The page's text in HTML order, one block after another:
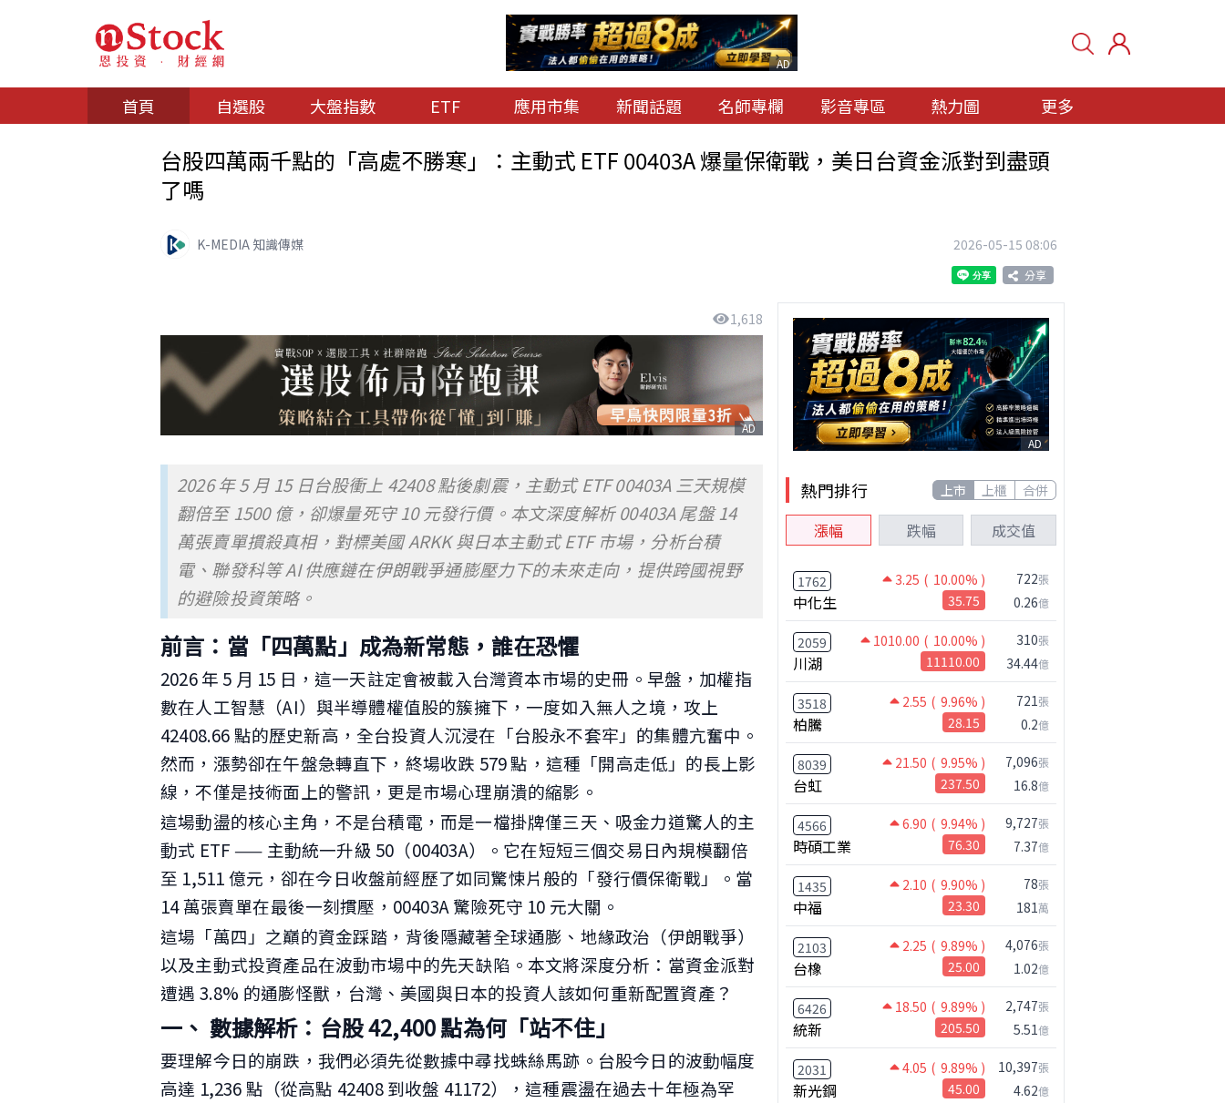
AD
首頁 自選股 大盤指數 ETF 應用市集 新聞話題 名師專欄 影音專區 熱力圖 更多
台股四萬兩千點的「高處不勝寒」：主動式 ETF 00403A 爆量保衛戰，美日台資金派對到盡頭
了嗎
K-MEDIA 知識傳媒 2026-05-15 08:06
分享
1,618
AD
2026 年 5 月 15 日台股衝上 42408 點後劇震，主動式 ETF 00403A 三天規模
翻倍至 1500 億，卻爆量死守 10 元發行價。本文深度解析 00403A 尾盤 14
萬張賣單摜殺真相，對標美國 ARKK 與日本主動式 ETF 市場，分析台積
電、聯發科等 AI 供應鏈在伊朗戰爭通膨壓力下的未來走向，提供跨國視野
的避險投資策略。
前言：當「四萬點」成為新常態，誰在恐懼
2026 年 5 月 15 日，這一天註定會被載入台灣資本市場的史冊。早盤，加權指
數在人工智慧（AI）與半導體權值股的簇擁下，一度如入無人之境，攻上
42408.66 點的歷史新高，全台投資人沉浸在「台股永不套牢」的集體亢奮中。
然而，漲勢卻在午盤急轉直下，終場收跌 579 點，這種「開高走低」的長上影
線，不僅是技術面上的警訊，更是市場心理崩潰的縮影。
這場動盪的核心主角，不是台積電，而是一檔掛牌僅三天、吸金力道驚人的主
動式 ETF —— 主動統一升級 50（00403A）。它在短短三個交易日內規模翻倍
至 1,511 億元，卻在今日收盤前經歷了如同驚悚片般的「發行價保衛戰」。當
14 萬張賣單在最後一刻摜壓，00403A 驚險死守 10 元大關。
這場「萬四」之巔的資金踩踏，背後隱藏著全球通膨、地緣政治（伊朗戰爭）
以及主動式投資產品在波動市場中的先天缺陷。本文將深度分析：當資金派對
遭遇 3.8% 的通膨怪獸，台灣、美國與日本的投資人該如何重新配置資產？
一、 數據解析：台股 42,400 點為何「站不住」
要理解今日的崩跌，我們必須先從數據中尋找蛛絲馬跡。台股今日的波動幅度
高達 1,236 點（從高點 42408 到收盤 41172），這種震盪在過去十年極為罕
AD
熱門排行 上市 上櫃 合併
漲幅 跌幅 成交值
1762 3.25 ( 10.00% )
中化生 35.75
722張
0.26億
2059 1010.00 ( 10.00% )
川湖 11110.00
310張
34.44億
3518 2.55 ( 9.96% )
柏騰 28.15
721張
0.2億
8039 21.50 ( 9.95% )
台虹 237.50
7,096張
16.8億
4566 6.90 ( 9.94% )
時碩工業 76.30
9,727張
7.37億
1435 2.10 ( 9.90% )
中福 23.30
78張
181萬
2103 2.25 ( 9.89% )
台橡 25.00
4,076張
1.02億
6426 18.50 ( 9.89% )
統新 205.50
2,747張
5.51億
2031 4.05 ( 9.89% )
新光鋼 45.00
10,397張
4.62億